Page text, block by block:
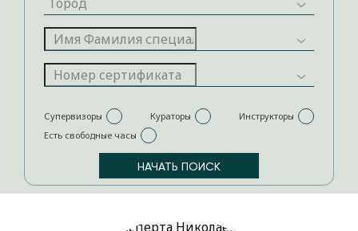
Супервизоры Кураторы
Инструкторы
Есть свободные часы